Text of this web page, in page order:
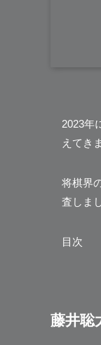
2023年
えてき
将棋界
査しま
目次
藤井聡